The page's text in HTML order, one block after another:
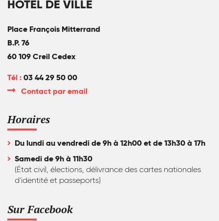
HÔTEL DE VILLE
Place François Mitterrand
B.P. 76
60 109 Creil Cedex
Tél :03 44 29 50 00
Contact par email
Horaires
Du lundi au vendredi de 9h à 12h00 et de 13h30 à 17h
Samedi de 9h à 11h30
(État civil, élections, délivrance des cartes nationales
d'identité et passeports)
Sur Facebook